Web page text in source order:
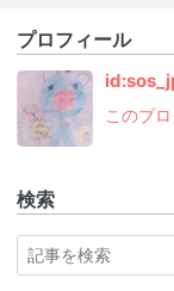
プロフィール
このブ
検索